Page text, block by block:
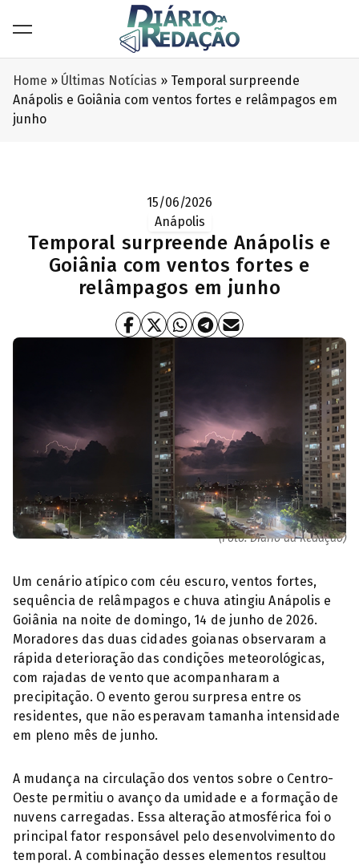
Home » Últimas Notícias » Temporal surpreende
Anápolis e Goiânia com ventos fortes e relâmpagos em
junho
15/06/2026
Anápolis
Temporal surpreende Anápolis e
Goiânia com ventos fortes e
relâmpagos em junho
Registro de raio intranuvem feito de condomínio em Goiânia
(Foto: Diário da Redação)
Um cenário atípico com céu escuro, ventos fortes,
sequência de relâmpagos e chuva atingiu Anápolis e
Goiânia na noite de domingo, 14 de junho de 2026.
Moradores das duas cidades goianas observaram a
rápida deterioração das condições meteorológicas,
com rajadas de vento que acompanharam a
precipitação. O evento gerou surpresa entre os
residentes, que não esperavam tamanha intensidade
em pleno mês de junho.
A mudança na circulação dos ventos sobre o Centro-
Oeste permitiu o avanço da umidade e a formação de
nuvens carregadas. Essa alteração atmosférica foi o
principal fator responsável pelo desenvolvimento do
temporal. A combinação desses elementos resultou